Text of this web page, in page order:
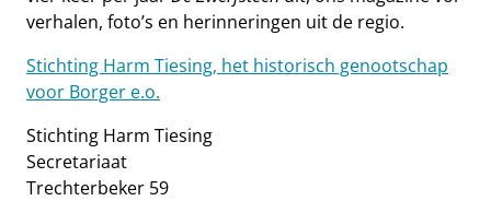
verhalen, foto’s en herinneringen uit de regio.
Stichting Harm Tiesing, het historisch genootschap
voor Borger e.o.
Stichting Harm Tiesing
Secretariaat
Trechterbeker 59